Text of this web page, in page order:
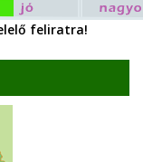
feliratra!